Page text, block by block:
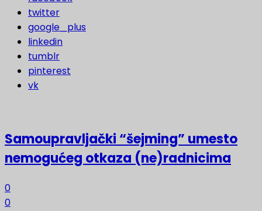
twitter
google_plus
linkedin
tumblr
pinterest
vk
Samoupravljački “šejming” umesto
nemogućeg otkaza (ne)radnicima
0
0